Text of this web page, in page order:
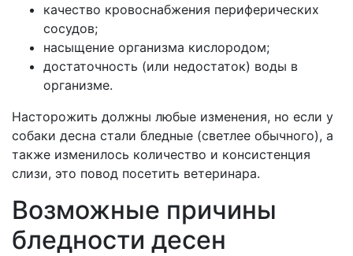
качество кровоснабжения периферических
сосудов;
насыщение организма кислородом;
достаточность (или недостаток) воды в
организме.
Насторожить должны любые изменения, но если у
собаки десна стали бледные (светлее обычного), а
также изменилось количество и консистенция
слизи, это повод посетить ветеринара.
Возможные причины
бледности десен